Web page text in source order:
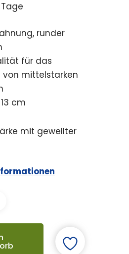
runder
für das
von mittelstarken
cm
mit gewellter